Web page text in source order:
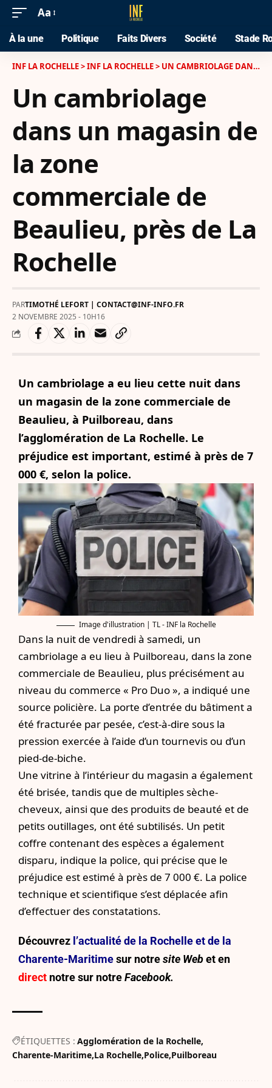
Aa
À la une Politique Faits Divers Société Stade
INF LA ROCHELLE>INF LA ROCHELLE> UN CAMBRIOLAGE DANS UN MAGASIN DE LA ZONE COMMERCIALE DE BEAULIEU, PRÈS DE LA ROCHELLE
Un cambriolage
dans un magasin de
la zone
commerciale de
Beaulieu, près de La
Rochelle
PARTIMOTHÉ LEFORT | CONTACT@INF-INFO.FR
2 NOVEMBRE 2025 - 10H16
Un cambriolage a eu lieu cette nuit dans
un magasin de la zone commerciale de
Beaulieu, à Puilboreau, dans
l’agglomération de La Rochelle. Le
préjudice est important, estimé à près de 7
000 €, selon la police.
Image d'illustration | TL - INF la Rochelle
Dans la nuit de vendredi à samedi, un
cambriolage a eu lieu à Puilboreau, dans la zone
commerciale de Beaulieu, plus précisément au
niveau du commerce « Pro Duo », a indiqué une
source policière. La porte d’entrée du bâtiment a
été fracturée par pesée, c’est-à-dire sous la
pression exercée à l’aide d’un tournevis ou d’un
pied-de-biche.
Une vitrine à l’intérieur du magasin a également
été brisée, tandis que de multiples sèche-
cheveux, ainsi que des produits de beauté et de
petits outillages, ont été subtilisés. Un petit
coffre contenant des espèces a également
disparu, indique la police, qui précise que le
préjudice est estimé à près de 7 000 €. La police
technique et scientifique s’est déplacée afin
d’effectuer des constatations.
Découvrez l’actualité de la Rochelle et de la
Charente-Maritimesur notresite Webet en
direct notre sur notreFacebook.
ÉTIQUETTES : Agglomération de la Rochelle
Charente-Maritime La Rochelle Police Puilboreau